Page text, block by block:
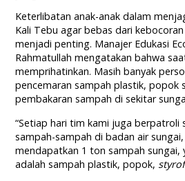
Keterlibatan anak-anak dalam
Kali Tebu agar bebas dari
menjadi penting. Manajer Edukasi
Rahmatullah mengatakan bahwa
memprihatinkan. Masih banyak
pencemaran sampah plastik, popok
pembakaran sampah di sekitar
“Setiap hari tim kami juga berpatroli
sampah-sampah di badan air
mendapatkan 1 ton sampah sungai,
adalah sampah plastik, popok,